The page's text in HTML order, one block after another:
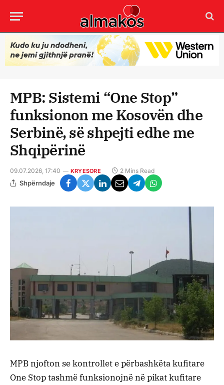
MPB: Sistemi “One Stop”
funksionon me Kosovën dhe
Serbinë, së shpejti edhe me
Shqipërinë
09.07.2026, 17:40 KRYESORE 2 Mins Read
Shpërndaje
MPB njofton se kontrollet e përbashkëta kufitare
One Stop tashmë funksionojnë në pikat kufitare